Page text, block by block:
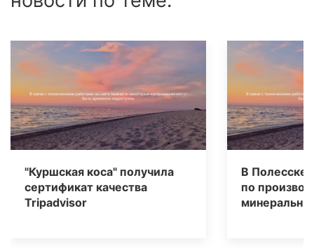
"Куршская коса" получила
сертификат качества
Tripаdvisor
В Полесске
по